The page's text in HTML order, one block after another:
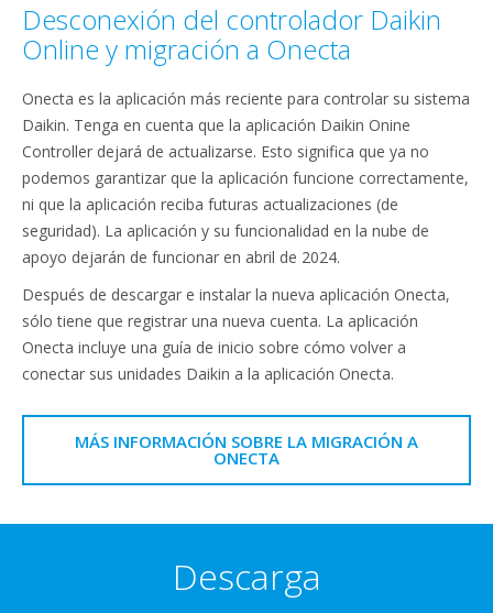
Desconexión del controlador Daikin
Online y migración a Onecta
Onecta es la aplicación más reciente para controlar su sistema
Daikin. Tenga en cuenta que la aplicación Daikin Onine
Controller dejará de actualizarse. Esto significa que ya no
podemos garantizar que la aplicación funcione correctamente,
ni que la aplicación reciba futuras actualizaciones (de
seguridad). La aplicación y su funcionalidad en la nube de
apoyo dejarán de funcionar en abril de 2024.
Después de descargar e instalar la nueva aplicación Onecta,
sólo tiene que registrar una nueva cuenta. La aplicación
Onecta incluye una guía de inicio sobre cómo volver a
conectar sus unidades Daikin a la aplicación Onecta.
MÁS INFORMACIÓN SOBRE LA MIGRACIÓN A
ONECTA
Descarga